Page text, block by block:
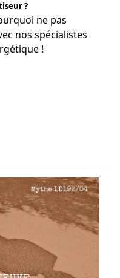
?
ne pas
nos spécialistes
!